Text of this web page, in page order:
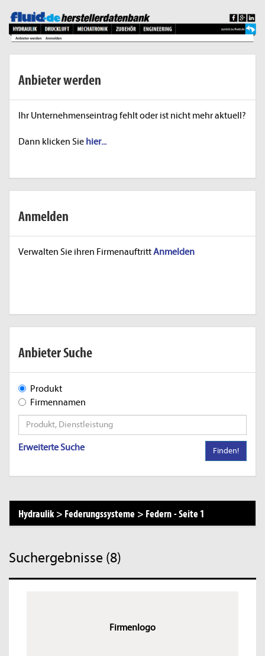
Anbieter werden
Ihr Unternehmenseintrag fehlt oder ist nicht mehr aktuell?
Dann klicken Sie hier...
Anmelden
Verwalten Sie ihren FirmenauftrittAnmelden
Anbieter Suche
Produkt
Firmennamen
Erweiterte Suche Finden!
Hydraulik > Federungssysteme > Federn-Seite 1
Suchergebnisse (8)
Firmenlogo